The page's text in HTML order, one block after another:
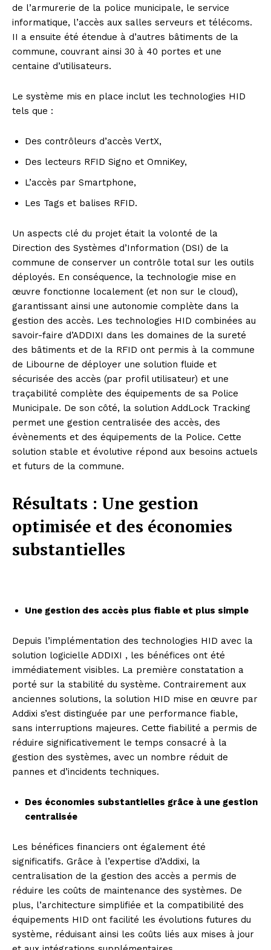
de l’armurerie de la police municipale, le service
informatique, l’accès aux salles serveurs et télécoms.
II a ensuite été étendue à d’autres bâtiments de la
commune, couvrant ainsi 30 à 40 portes et une
centaine d’utilisateurs.
Le système mis en place inclut les technologies HID
tels que :
Des contrôleurs d’accès VertX,
Des lecteurs RFID Signo et OmniKey,
L’accès par Smartphone,
Les Tags et balises RFID.
Un aspects clé du projet était la volonté de la
Direction des Systèmes d’Information (DSI) de la
commune de conserver un contrôle total sur les outils
déployés. En conséquence, la technologie mise en
œuvre fonctionne localement (et non sur le cloud),
garantissant ainsi une autonomie complète dans la
gestion des accès. Les technologies HID combinées au
savoir-faire d’ADDIXI dans les domaines de la sureté
des bâtiments et de la RFID ont permis à la commune
de Libourne de déployer une solution fluide et
sécurisée des accès (par profil utilisateur) et une
traçabilité complète des équipements de sa Police
Municipale. De son côté, la solution AddLock Tracking
permet une gestion centralisée des accès, des
évènements et des équipements de la Police. Cette
solution stable et évolutive répond aux besoins actuels
et futurs de la commune.
Résultats : Une gestion
optimisée et des économies
substantielles
Une gestion des accès plus fiable et plus simple
Depuis l’implémentation des technologies HID avec la
solution logicielle ADDIXI , les bénéfices ont été
immédiatement visibles. La première constatation a
porté sur la stabilité du système. Contrairement aux
anciennes solutions, la solution HID mise en œuvre par
Addixi s’est distinguée par une performance fiable,
sans interruptions majeures. Cette fiabilité a permis de
réduire significativement le temps consacré à la
gestion des systèmes, avec un nombre réduit de
pannes et d’incidents techniques.
Des économies substantielles grâce à une gestion
centralisée
Les bénéfices financiers ont également été
significatifs. Grâce à l’expertise d’Addixi, la
centralisation de la gestion des accès a permis de
réduire les coûts de maintenance des systèmes. De
plus, l’architecture simplifiée et la compatibilité des
équipements HID ont facilité les évolutions futures du
système, réduisant ainsi les coûts liés aux mises à jour